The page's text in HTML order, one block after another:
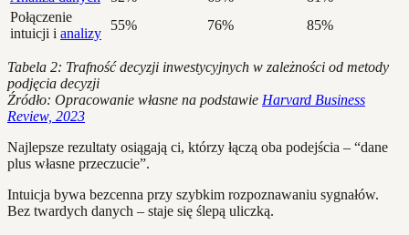
Połączenie
intuicji i analizy
55% 76% 85%
Tabela 2: Trafność decyzji inwestycyjnych w zależności od metody
podjęcia decyzji
Źródło: Opracowanie własne na podstawie Harvard Business
Review, 2023
Najlepsze rezultaty osiągają ci, którzy łączą oba podejścia – “dane
plus własne przeczucie”.
Intuicja bywa bezcenna przy szybkim rozpoznawaniu sygnałów.
Bez twardych danych – staje się ślepą uliczką.